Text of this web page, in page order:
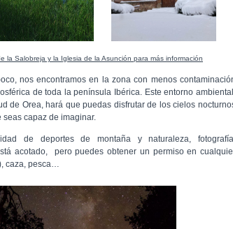
la Salobreja y la Iglesia de la Asunción para más información
nos encontramos en la zona con menos
de toda la península Ibérica. Este entorno
de Orea, hará que puedas disfrutar de los cielos
capaz de imaginar.
de deportes de montaña y naturaleza,
acotado, pero puedes obtener un permiso en
caza, pesca…